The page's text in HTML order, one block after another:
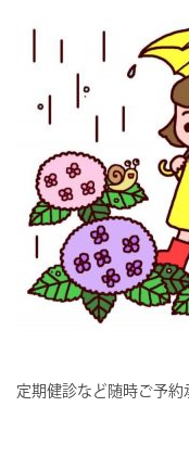
定期健診など随時ご予約